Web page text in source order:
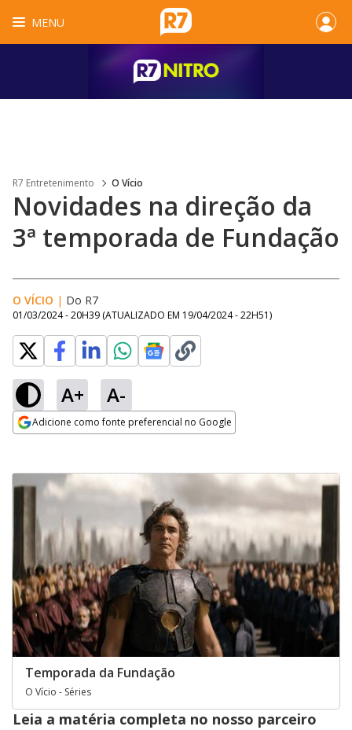
MENU
R7 Entretenimento O Vício
Novidades na direção da
3ª temporada de Fundação
O VÍCIO | Do R7
01/03/2024 - 20H39 (ATUALIZADO EM 19/04/2024 - 22H51)
A+ A-
Adicione como fonte preferencial no Google
Temporada da Fundação
O Vício - Séries
Leia a matéria completa no nosso parceiro